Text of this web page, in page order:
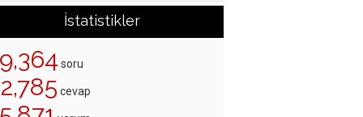
İstatistikler
soru
cevap